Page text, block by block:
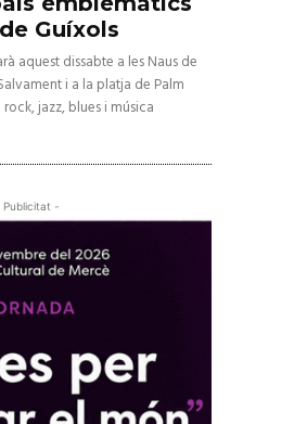
Guíxols
aquest dissabte a les Naus de
i a la platja de Palm
jazz, blues i música
Publicitat -